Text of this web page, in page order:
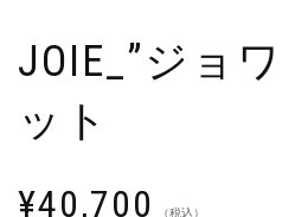
JOIE_”ジョ
ット
¥40,700 （税込）